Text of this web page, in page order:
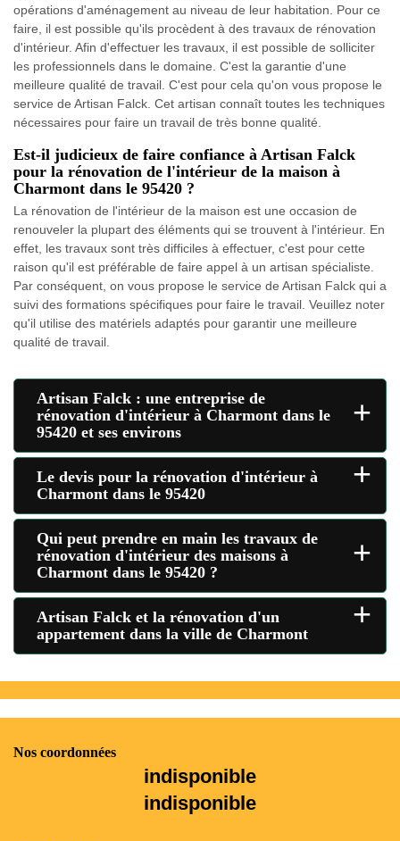
opérations d'aménagement au niveau de leur habitation. Pour ce
faire, il est possible qu'ils procèdent à des travaux de rénovation
d'intérieur. Afin d'effectuer les travaux, il est possible de solliciter
les professionnels dans le domaine. C'est la garantie d'une
meilleure qualité de travail. C'est pour cela qu'on vous propose le
service de Artisan Falck. Cet artisan connaît toutes les techniques
nécessaires pour faire un travail de très bonne qualité.
Est-il judicieux de faire confiance à Artisan Falck
pour la rénovation de l'intérieur de la maison à
Charmont dans le 95420 ?
La rénovation de l'intérieur de la maison est une occasion de
renouveler la plupart des éléments qui se trouvent à l'intérieur. En
effet, les travaux sont très difficiles à effectuer, c'est pour cette
raison qu'il est préférable de faire appel à un artisan spécialiste.
Par conséquent, on vous propose le service de Artisan Falck qui a
suivi des formations spécifiques pour faire le travail. Veuillez noter
qu'il utilise des matériels adaptés pour garantir une meilleure
qualité de travail.
Artisan Falck : une entreprise de
rénovation d'intérieur à Charmont dans le
95420 et ses environs
+
Le devis pour la rénovation d'intérieur à
Charmont dans le 95420
+
Qui peut prendre en main les travaux de
rénovation d'intérieur des maisons à
Charmont dans le 95420 ?
+
Artisan Falck et la rénovation d'un
appartement dans la ville de Charmont
+
Nos coordonnées
indisponible
indisponible